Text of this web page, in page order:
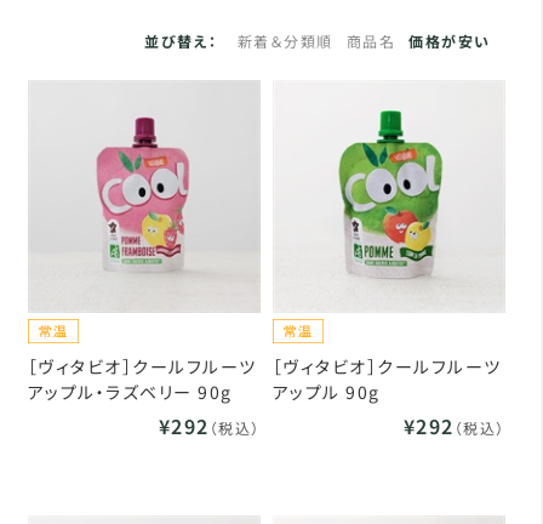
並び替え： 新着＆分類順 商品名 価格が安い
［ヴィタビオ］クールフルーツ
アップル・ラズベリー 90g
¥292 （税込）
［ヴィタビオ］クールフルーツ
アップル 90g
¥292 （税込）